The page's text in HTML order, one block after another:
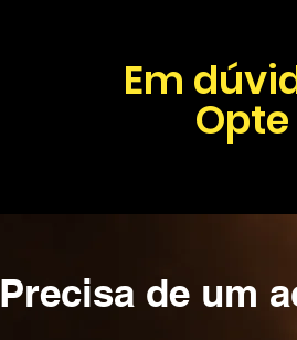
Em
Precisa de um